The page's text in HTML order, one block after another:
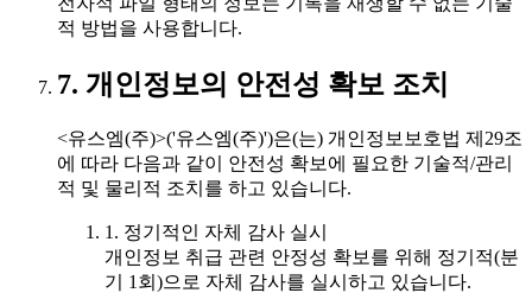
적 방법을 사용합니다.
7. 개인정보의 안전성 확보 조치
<유스엠(주)>('유스엠(주)')은(는) 개인정보보호법 제29조
에 따라 다음과 같이 안전성 확보에 필요한 기술적/관리
적 및 물리적 조치를 하고 있습니다.
1. 정기적인 자체 감사 실시
개인정보 취급 관련 안정성 확보를 위해 정기적(분
기 1회)으로 자체 감사를 실시하고 있습니다.